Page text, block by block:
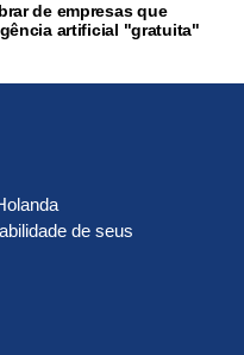
de empresas que
artificial "gratuita"
de seus